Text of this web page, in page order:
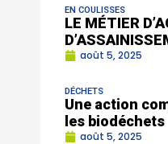
EN COULISSES
LE MÉTIER
août 5, 2025
DÉCHETS
Une action
les biodéchets
août 5, 2025